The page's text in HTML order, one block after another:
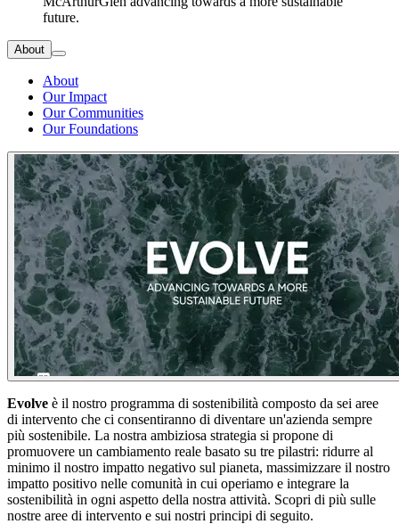
future.
About
About
Our Impact
Our Communities
Our Foundations
Evolve è il nostro programma di sostenibilità composto da sei aree
di intervento che ci consentiranno di diventare un'azienda sempre
più sostenibile. La nostra ambiziosa strategia si propone di
promuovere un cambiamento reale basato su tre pilastri: ridurre al
minimo il nostro impatto negativo sul pianeta, massimizzare il nostro
impatto positivo nelle comunità in cui operiamo e integrare la
sostenibilità in ogni aspetto della nostra attività. Scopri di più sulle
nostre aree di intervento e sui nostri principi di seguito.